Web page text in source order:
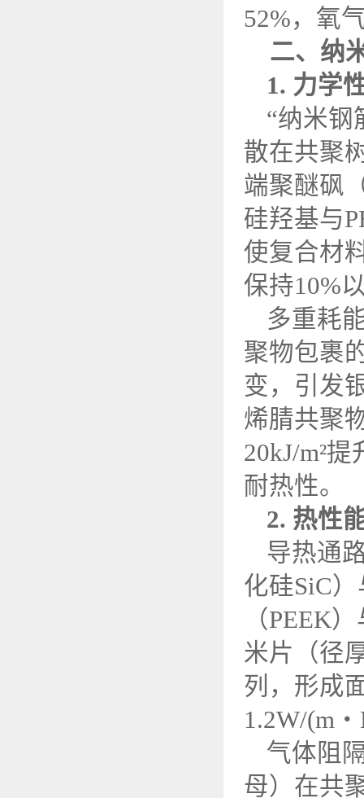
52%，氧
二、纳
1. 力学
“纳米钢
散在共聚
端聚醚砜
硅羟基与
使复合材
保持10%
多重耗
聚物包裹
变，引发
烯腈共聚
20kJ/m²提
耐热性。
2. 热性
导热通
化硅SiC
（PEEK
米片（径
列，形成
1.2W/(m ・
气体阻
母）在共